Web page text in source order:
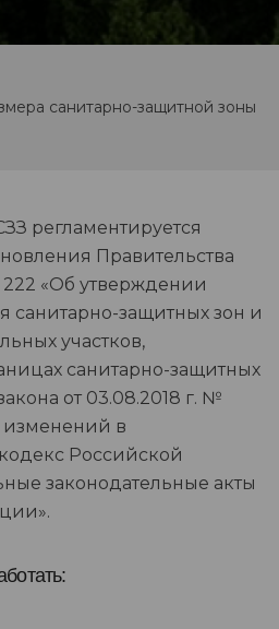
санитарно-защитной зоны
регламентируется
Правительства
«Об утверждении
санитарно-защитных зон и
участков,
санитарно-защитных
от 03.08.2018 г. №
в
Российской
законодательные акты